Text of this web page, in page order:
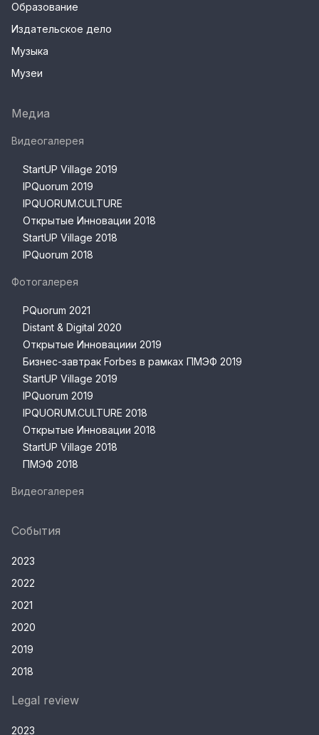
Образование
Издательское дело
Музыка
Музеи
Медиа
Видеогалерея
StartUP Village 2019
IPQuorum 2019
IPQUORUM.CULTURE
Открытые Инновации 2018
StartUP Village 2018
IPQuorum 2018
Фотогалерея
PQuorum 2021
Distant & Digital 2020
Открытые Инновациии 2019
Бизнес-завтрак Forbes в рамках ПМЭФ 2019
StartUP Village 2019
IPQuorum 2019
IPQUORUM.CULTURE 2018
Открытые Инновации 2018
StartUP Village 2018
ПМЭФ 2018
Видеогалерея
События
2023
2022
2021
2020
2019
2018
Legal review
2023